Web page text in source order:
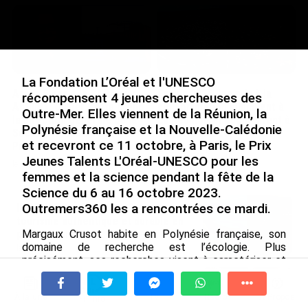
Après 5 ans à la SARA aux
Antilles, Olivier Cotta prend
la direction générale de la
Société Réunionnaise des
Produits Pétroliers
le 05/08/2026
En juin 2026, les prix à la
consommation diminuent à
La Réunion et augmentent à
Mayotte (Insee)
le 04/08/2026
INTERVIEW. À Wallis-et-Futuna, un
plein essor...
le 04/08/2026
Prix à la consommation en juin 2026 :
progression en Guadeloupe, recul en
À la une Tv Radio A Propos
La Fondation L’Oréal et l'UNESCO
récompensent 4 jeunes chercheuses des
Outre-Mer. Elles viennent de la Réunion, la
Polynésie française et la Nouvelle-Calédonie
et recevront ce 11 octobre, à Paris, le Prix
Jeunes Talents L'Oréal-UNESCO pour les
femmes et la science pendant la fête de la
Science du 6 au 16 octobre 2023.
Outremers360 les a rencontrées ce mardi.
Margaux Crusot habite en Polynésie française, son
domaine de recherche est l’écologie. Plus
précisément, ses recherches visent à caractériser et
quantifier les déchets plastiques produits par la filière
perlicole en Polynésie française. Cette étude
permettra de fournir des outils au gouvernement